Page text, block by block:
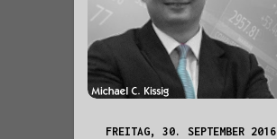
FREITAG, 30. SEPTEMBER 2016